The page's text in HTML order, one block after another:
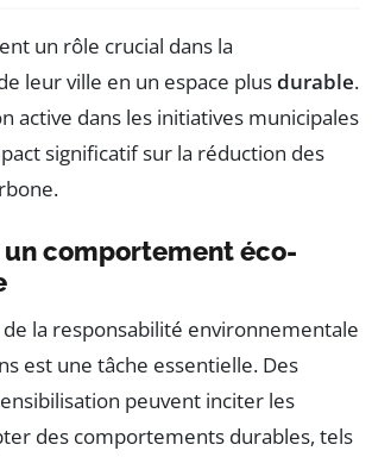
un rôle crucial dans la
leur ville en un espace plusdurable.
active dans les initiatives municipales
significatif sur la réduction des
un comportement éco-
la responsabilité environnementale
est une tâche essentielle. Des
peuvent inciter les
des comportements durables, tels